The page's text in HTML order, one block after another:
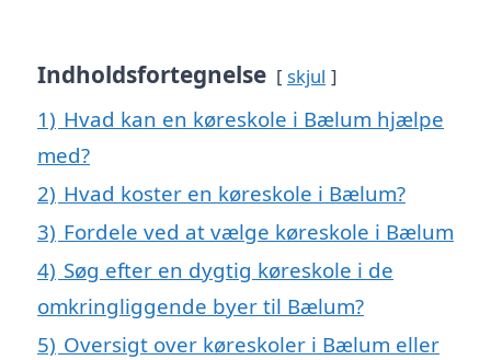
Indholdsfortegnelse skjul
1) Hvad kan en køreskole i Bælum hjælpe
med?
2) Hvad koster en køreskole i Bælum?
3) Fordele ved at vælge køreskole i Bælum
4) Søg efter en dygtig køreskole i de
omkringliggende byer til Bælum?
5) Oversigt over køreskoler i Bælum eller